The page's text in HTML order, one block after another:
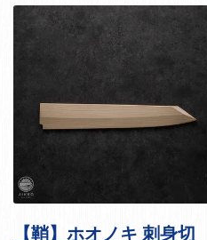
【鞘】ホオノキ 刺身切